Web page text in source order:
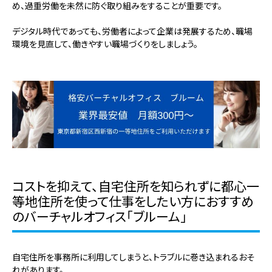
め、過重労働を未然に防ぐ取り組みをすることが重要です。
デジタル時代であっても、労働者によって企業は発展するため、職場
環境を見直して、働きやすい職場づくりをしましょう。
コストを抑えて、自宅住所を知られずに都心一
等地住所を使って仕事をしたい方におすすめ
のバーチャルオフィス「ブルーム」
自宅住所を事務所に利用してしまうと、 トラブルに巻き込まれるおそ
れがあります。